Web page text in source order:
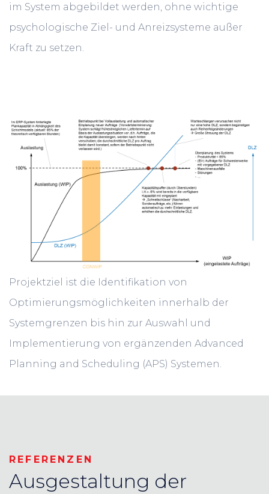
im System abgebildet werden, ohne wichtige
psychologische Ziel- und Anreizsysteme außer
Kraft zu setzen.
Projektziel ist die Identifikation von
Optimierungsmöglichkeiten innerhalb der
Systemgrenzen bis hin zur Auswahl und
Implementierung von ergänzenden Advanced
Planning and Scheduling (APS) Systemen.
REFERENZEN
Ausgestaltung der